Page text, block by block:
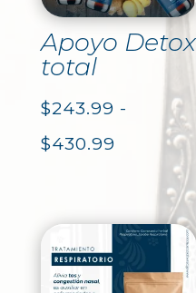
Apoyo Detox
total
$243.99 -
$430.99 Rango
precios:
$243.99